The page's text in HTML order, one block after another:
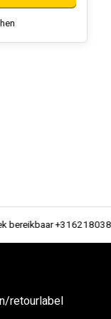
+31621803866
retourlabel